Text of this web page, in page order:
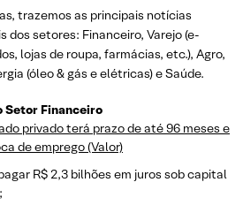
trazemos as principais notícias
dos setores: Financeiro, Varejo(e-
lojas de roupa, farmácias, etc.), Agro,
(óleo & gás e elétricas) e Saúde.
Setor Financeiro
privado terá prazo de até 96 meses e
de emprego (Valor)
R$ 2,3 bilhões em juros sob capital